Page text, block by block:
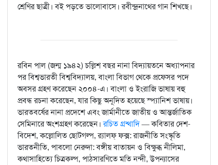
শ্রেণির ছাত্রী। বই পড়তে ভালোবাসে। রবীন্দ্রনাথের গান শিখছে।
রবিন পাল (জন্ম ১৯৪২) চল্লিশ বছর নানা বিদ্যায়তনে অধ্যাপনার
পর বিশ্বভারতী বিশ্ববিদ্যালয়, বাংলা বিভাগ থেকে প্রফেসর পদে
অবসর গ্রহণ করেছেন ২০০৪-এ। বাংলা ও ইংরাজি ভাষায় বহু
প্রবন্ধ রচনা করেছেন, যার কিছু অনূদিত হয়েছে স্প্যানিশ ভাষায়।
ভারতবর্ষের নানা প্রদেশে এবং জার্মানীতে জাতীয় ও আন্তর্জাতিক
সেমিনারে অংশগ্রহণ করেছেন।রচিত গ্রন্থাদি— কবিতার দেশ-
বিদেশ, কল্লোলিত ছোটগল্প, র‍্যালফ্‌ ফক্স: রাজনীতি সংস্কৃতি
ভারতনীতি, পাবলো নেরুদা: বঙ্গীয় বাতায়ন ও বিক্ষুব্ধ নীলিমা,
কথাসাহিত্যে চিত্রকল্প, পাঠসারণিতে মতি নন্দী, উপন্যাসের